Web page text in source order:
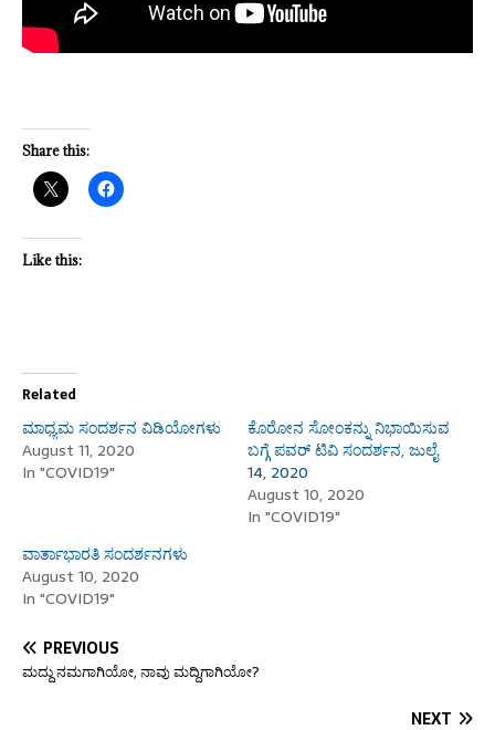
Share this:
Like this:
Related
ಮಾಧ್ಯಮ ಸಂದರ್ಶನ ವಿಡಿಯೋಗಳು
August 11, 2020
In "COVID19"
ಕೊರೋನ ಸೋಂಕನ್ನು ನಿಭಾಯಿಸುವ
ಬಗ್ಗೆ ಪವರ್ ಟಿವಿ ಸಂದರ್ಶನ, ಜುಲೈ
14, 2020
August 10, 2020
In "COVID19"
ವಾರ್ತಾಭಾರತಿ ಸಂದರ್ಶನಗಳು
August 10, 2020
In "COVID19"
PREVIOUS
ಮದ್ದು ನಮಗಾಗಿಯೋ, ನಾವು ಮದ್ದಿಗಾಗಿಯೋ?
NEXT